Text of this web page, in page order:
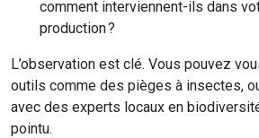
comment interviennent-ils dans
production ?
L’observation est clé. Vous pouvez
outils comme des pièges à insectes,
avec des experts locaux en
pointu.